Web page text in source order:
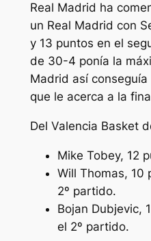
Real Madrid ha
un Real Madrid con
y 13 puntos en el
de 30-4 ponía la
Madrid así
que le acerca a la
Del Valencia Basket
Mike Tobey, 12
Will Thomas, 10
2º partido.
Bojan Dubjevic,
el 2º partido.